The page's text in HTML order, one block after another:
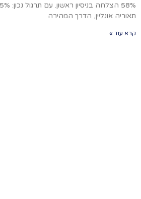
תאוריה אונליין, הדרך המהירה
קרא עוד »